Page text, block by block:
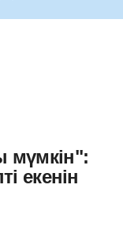
мүмкін":
екенін